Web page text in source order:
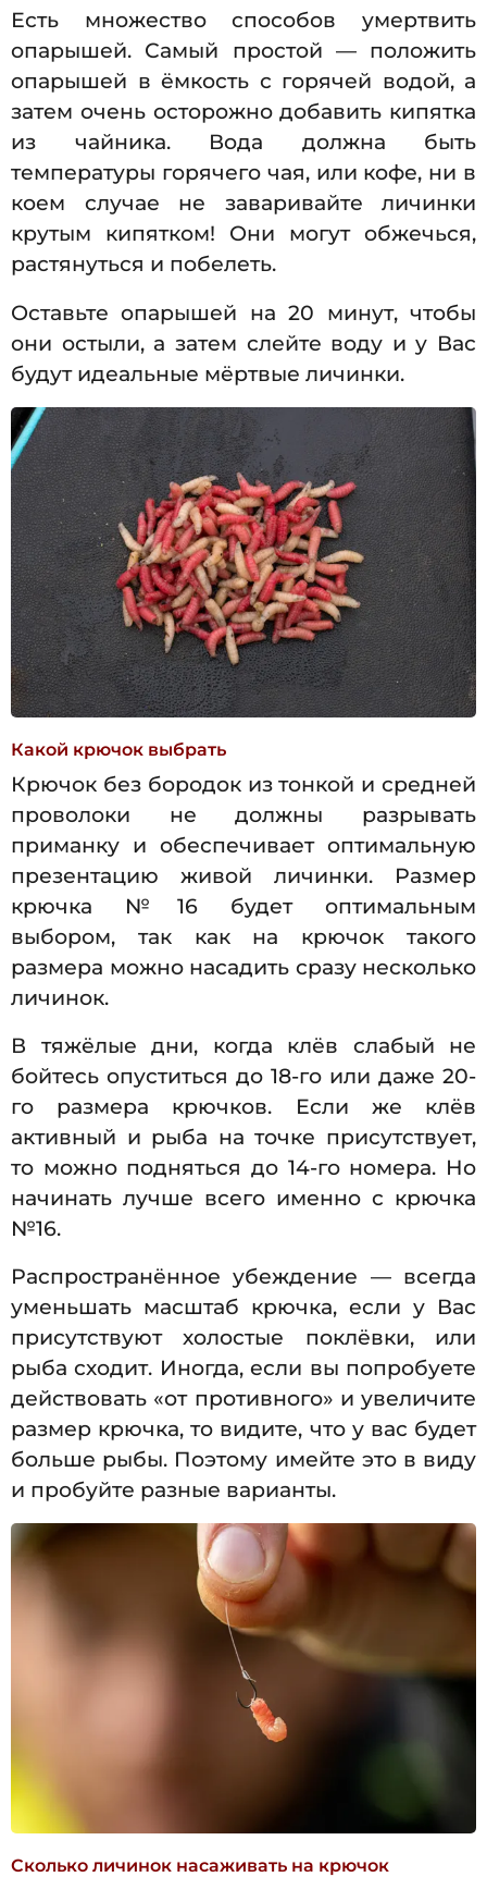
Есть множество способов умертвить
опарышей. Самый простой — положить
опарышей в ёмкость с горячей водой, а
затем очень осторожно добавить кипятка
из чайника. Вода должна быть
температуры горячего чая, или кофе, ни в
коем случае не заваривайте личинки
крутым кипятком! Они могут обжечься,
растянуться и побелеть.
Оставьте опарышей на 20 минут, чтобы
они остыли, а затем слейте воду и у Вас
будут идеальные мёртвые личинки.
Какой крючок выбрать
Крючок без бородок из тонкой и средней
проволоки не должны разрывать
приманку и обеспечивает оптимальную
презентацию живой личинки. Размер
крючка №16 будет оптимальным
выбором, так как на крючок такого
размера можно насадить сразу несколько
личинок.
В тяжёлые дни, когда клёв слабый не
бойтесь опуститься до 18-го или даже 20-
го размера крючков. Если же клёв
активный и рыба на точке присутствует,
то можно подняться до 14-го номера. Но
начинать лучше всего именно с крючка
№16.
Распространённое убеждение — всегда
уменьшать масштаб крючка, если у Вас
присутствуют холостые поклёвки, или
рыба сходит. Иногда, если вы попробуете
действовать «от противного» и увеличите
размер крючка, то видите, что у вас будет
больше рыбы. Поэтому имейте это в виду
и пробуйте разные варианты.
Сколько личинок насаживать на крючок